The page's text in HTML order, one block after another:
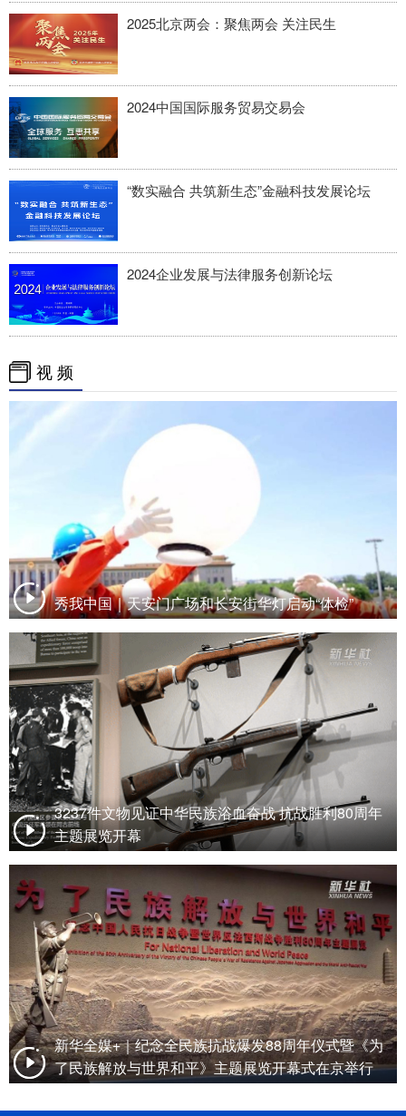
2025北京两会：聚焦两会 关注民生
2024中国国际服务贸易交易会
“数实融合 共筑新生态”金融科技发展论坛
2024企业发展与法律服务创新论坛
视 频
秀我中国｜天安门广场和长安街华灯启动“体检”
3237件文物见证中华民族浴血奋战 抗战胜利80周年
主题展览开幕
新华全媒+｜纪念全民族抗战爆发88周年仪式暨《为
了民族解放与世界和平》主题展览开幕式在京举行